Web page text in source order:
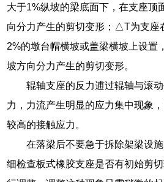
大于1%纵坡的梁底面下，在支座顶
向分力产生的剪切变形；△T为支座
2%的墩台帽横坡或盖梁横坡上设置
坡方向分力产生的剪切变形。
辊轴支座的反力逋过辊轴与滚
力，力流产生明显的应力集中现象
较高的接触应力。
在落梁后不要急于拆除架梁设
细检查板式橡胶支座是否有初始剪